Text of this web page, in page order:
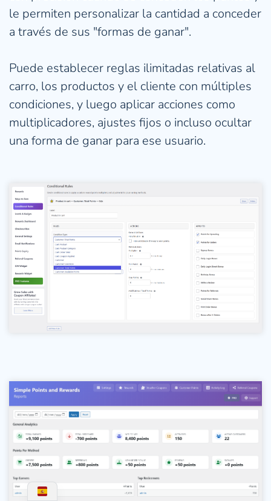
le permiten personalizar la cantidad a conceder
a través de sus "formas de ganar".
Puede establecer reglas ilimitadas relativas al
carro, los productos y el cliente con múltiples
condiciones, y luego aplicar acciones como
multiplicadores, ajustes fijos o incluso ocultar
una forma de ganar para ese usuario.